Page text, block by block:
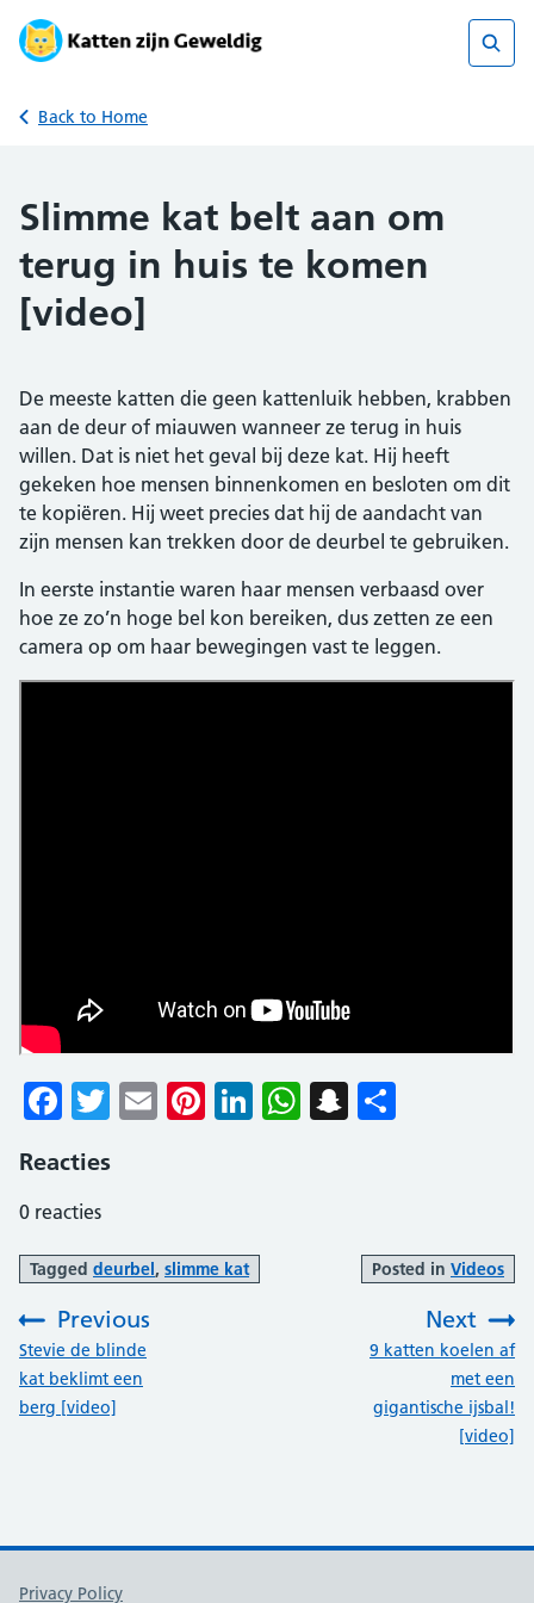
Skip
Back to Home
Slimme kat belt aan om
terug in huis te komen
[video]
De meeste katten die geen kattenluik hebben, krabben
aan de deur of miauwen wanneer ze terug in huis
willen. Dat is niet het geval bij deze kat. Hij heeft
gekeken hoe mensen binnenkomen en besloten om dit
te kopiëren. Hij weet precies dat hij de aandacht van
zijn mensen kan trekken door de deurbel te gebruiken.
In eerste instantie waren haar mensen verbaasd over
hoe ze zo’n hoge bel kon bereiken, dus zetten ze een
camera op om haar bewegingen vast te leggen.
Facebook
Twitter
EmailPinterest
LinkedIn
WhatsApp
Snapchat
Reacties
0 reacties
Posted in Videos
Tagged deurbel , slimme kat
Previous
:Stevie de blinde
kat beklimt een
berg [video]
Next
:
9 katten koelen af
met een
gigantische ijsbal!
[video]
Privacy Policy